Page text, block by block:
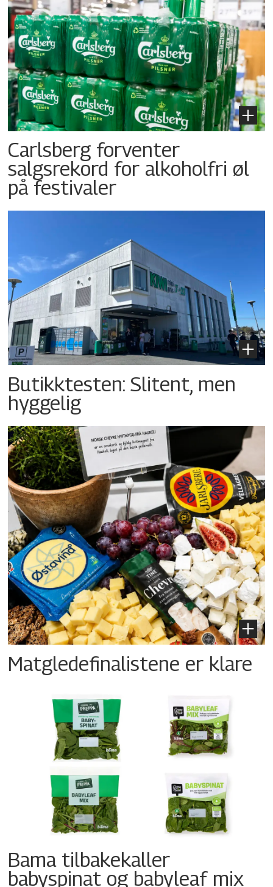
Carlsberg forventer
salgsrekord for alkoholfri øl
på festivaler
Butikktesten: Slitent, men
hyggelig
Matgledefinalistene er klare
Bama tilbakekaller
babyspinat og babyleaf mix